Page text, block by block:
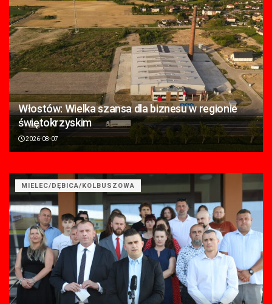
Włostów: Wielka szansa dla biznesu w regionie
świętokrzyskim
2026-08-07
MIELEC/DĘBICA/KOLBUSZOWA